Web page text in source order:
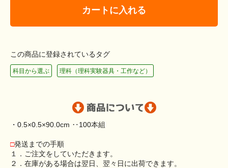
カートに入れる
この商品に登録されているタグ
科目から選ぶ 理科（理科実験器具・工作など）
・0.5×0.5×90.0cm ‥100本組
□発送までの手順
１．ご注文をしていただきます。
２．在庫がある場合は翌日、翌々日に出荷できます。